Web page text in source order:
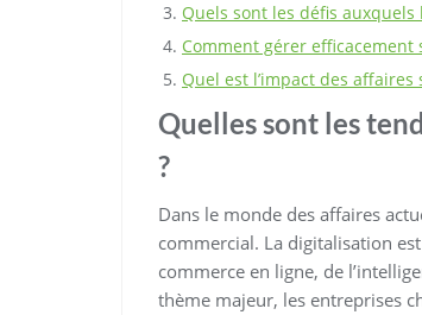
Quels sont les défis
Comment gérer efficacement
Quel est l’impact des
Quelles sont les
?
Dans le monde des affaires
commercial. La digitalisation
commerce en ligne, de
thème majeur, les entreprises